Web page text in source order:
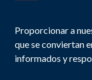
Proporcionar a
que se conviertan
informados y